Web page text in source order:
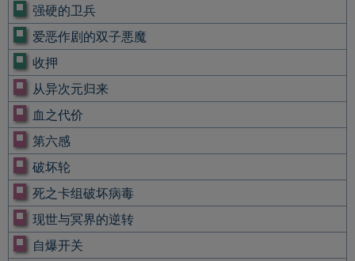
强硬的卫兵
爱恶作剧的双子悪魔
收押
从异次元归来
血之代价
第六感
破坏轮
死之卡组破坏病毒
现世与冥界的逆转
自爆开关